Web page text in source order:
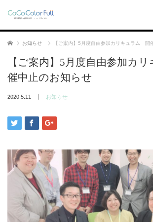
ホーム お知らせ 【ご案内】5月度自由参加カリキュラム 開
【ご案内】5月度自由参加カ
催中止のお知らせ
2020.5.11 お知らせ